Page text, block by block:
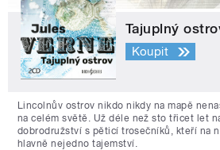
Tajuplný
Koupit
Lincolnův ostrov nikdo nikdy na mapě
na celém světě. Už déle než sto třicet let
dobrodružství s pěticí trosečníků, kteří na
hlavně nejedno tajemství.